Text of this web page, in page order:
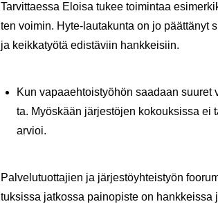
Tar­vit­taes­sa Eloi­sa tukee toi­min­taa
ten voi­min. Hyte-​lautakunta on jo päät­tä­nyt
ja keik­ka­työ­tä edis­tä­viin hank­kei­siin.
Kun va­paa­eh­tois­työ­hön saa­daan
ta. Myös­kään jär­jes­tö­jen ko­kouk­sis­sa ei
ar­vioi.
Pal­ve­lu­tuot­ta­jien ja jär­jes­töyh­teis­työn
tuk­sis­sa jat­kos­sa pain­opis­te on